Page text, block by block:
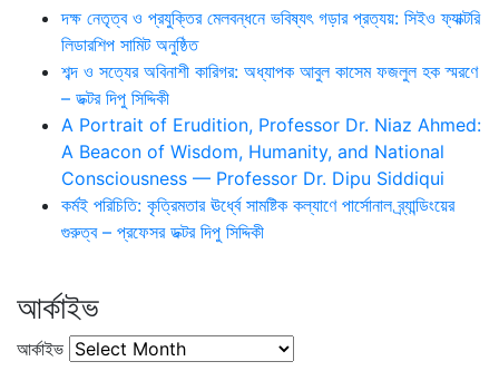
দক্ষ নেতৃত্ব ও প্রযুক্তির মেলবন্ধনে ভবিষ্যৎ গড়ার প্রত্যয়: সিইও ফ্যাক্টরি
লিডারশিপ সামিট অনুষ্ঠিত
শব্দ ও সত্যের অবিনাশী কারিগর: অধ্যাপক আবুল কাসেম ফজলুল হক স্মরণে
– ডক্টর দিপু সিদ্দিকী
A Portrait of Erudition, Professor Dr. Niaz Ahmed:
A Beacon of Wisdom, Humanity, and National
Consciousness — Professor Dr. Dipu Siddiqui
কর্মই পরিচিতি: কৃত্রিমতার ঊর্ধ্বে সামষ্টিক কল্যাণে পার্সোনাল ব্র্যান্ডিংয়ের
গুরুত্ব – প্রফেসর ডক্টর দিপু সিদ্দিকী
আর্কাইভ
আর্কাইভ